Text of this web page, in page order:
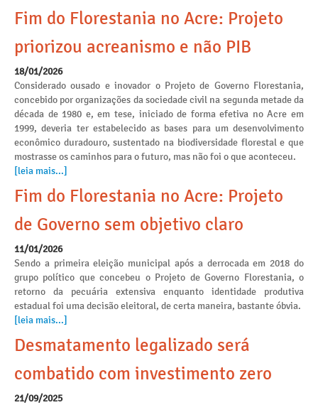
Fim do Florestania no Acre: Projeto
priorizou acreanismo e não PIB
18/01/2026
Considerado ousado e inovador o Projeto de Governo Florestania,
concebido por organizações da sociedade civil na segunda metade da
década de 1980 e, em tese, iniciado de forma efetiva no Acre em
1999, deveria ter estabelecido as bases para um desenvolvimento
econômico duradouro, sustentado na biodiversidade florestal e que
mostrasse os caminhos para o futuro, mas não foi o que aconteceu.
[leia mais...]
Fim do Florestania no Acre: Projeto
de Governo sem objetivo claro
11/01/2026
Sendo a primeira eleição municipal após a derrocada em 2018 do
grupo político que concebeu o Projeto de Governo Florestania, o
retorno da pecuária extensiva enquanto identidade produtiva
estadual foi uma decisão eleitoral, de certa maneira, bastante óbvia.
[leia mais...]
Desmatamento legalizado será
combatido com investimento zero
21/09/2025